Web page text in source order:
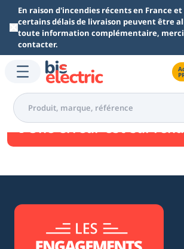
Aller au contenu principal
En raison d'incendies récents en France et
certains délais de livraison peuvent être
toute information complémentaire, merci
contacter.
Une erreur est